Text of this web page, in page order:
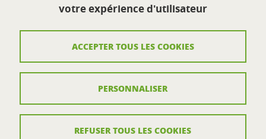
Centre sportif universitaire
Route de Malissard
Contact
Mentions légales
votre expérience d'utilisateur
ACCEPTER TOUS LES COOKIES
REFUSER TOUS LES COOKIES
PERSONNALISER